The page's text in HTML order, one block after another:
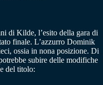
di Kilde, l’esito della gara di
finale. L’azzurro Dominik
ossia in nona posizione. Di
subire delle modifiche
del titolo: